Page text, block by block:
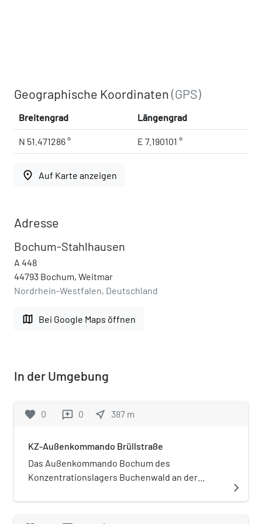
Geographische Koordinaten(GPS)
Breitengrad Längengrad
N 51.471286 ° E 7.190101 °
place Auf Karte anzeigen
Adresse
Bochum-Stahlhausen
A 448
44793 Bochum, Weitmar
Nordrhein-Westfalen, Deutschland
map Bei Google Maps öffnen
In der Umgebung
favorite 0 reviews 0 near_me 387 m
KZ-Außenkommando Brüllstraße
Das Außenkommando Bochum des
Konzentrationslagers Buchenwald an der
Außenkommandos des Konzentrationslagers
navigate_next